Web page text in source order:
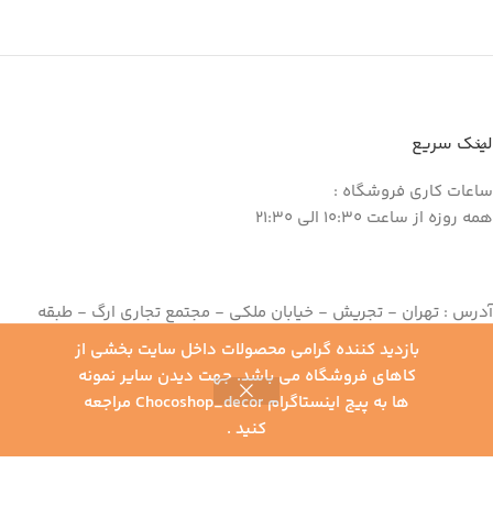
لینک سریع
ساعات کاری فروشگاه :
همه روزه از ساعت 10:30 الی 21:30
آدرس : تهران - تجریش - خیابان ملکی - مجتمع تجاری ارگ - طبقه
منفی یک - واحد 145بازدید کننده گرامی محصولات داخل سایت بخشی از
کاهای فروشگاه می باشد. جهت دیدن سایر نمونه
ها به پیج اینستاگرام Chocoshop_decor مراجعه
کنید .
0